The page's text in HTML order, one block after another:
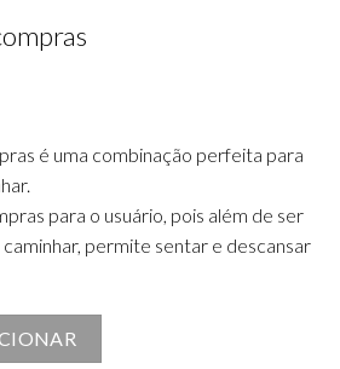
é uma combinação perfeita para
para o usuário, pois além de ser
caminhar, permite sentar e descansar
para compras